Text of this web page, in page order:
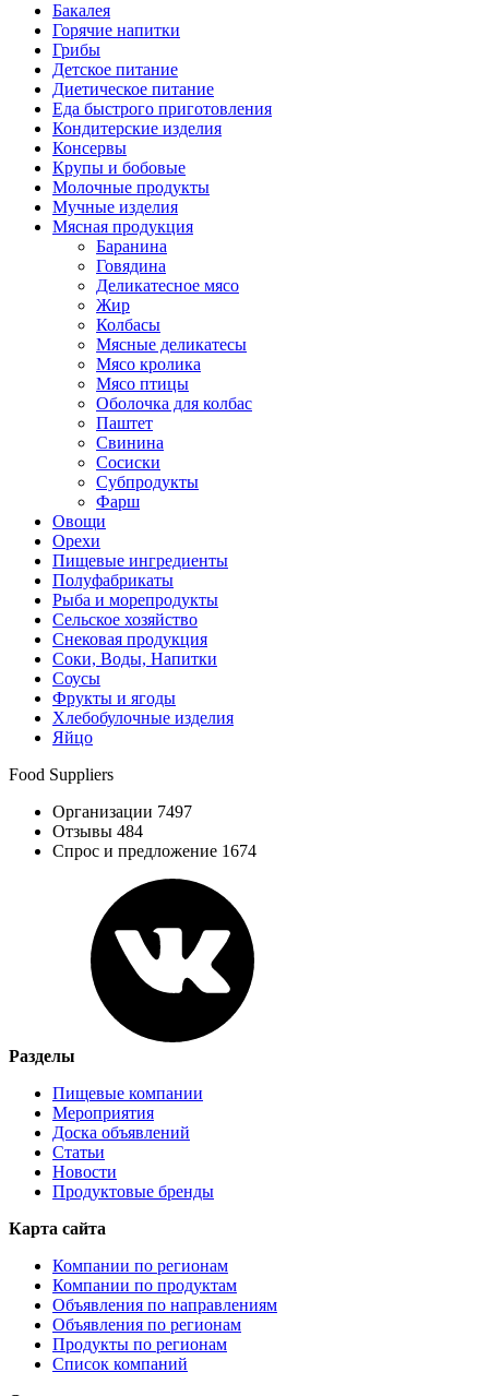
Бакалея
Горячие напитки
Грибы
Детское питание
Диетическое питание
Еда быстрого приготовления
Кондитерские изделия
Консервы
Крупы и бобовые
Молочные продукты
Мучные изделия
Мясная продукция
Баранина
Говядина
Деликатесное мясо
Жир
Колбасы
Мясные деликатесы
Мясо кролика
Мясо птицы
Оболочка для колбас
Паштет
Свинина
Сосиски
Субпродукты
Фарш
Овощи
Орехи
Пищевые ингредиенты
Полуфабрикаты
Рыба и морепродукты
Сельское хозяйство
Снековая продукция
Соки, Воды, Напитки
Соусы
Фрукты и ягоды
Хлебобулочные изделия
Яйцо
Food Suppliers
Организации 7497
Отзывы 484
Спрос и предложение 1674
Разделы
Пищевые компании
Мероприятия
Доска объявлений
Статьи
Новости
Продуктовые бренды
Карта сайта
Компании по регионам
Компании по продуктам
Объявления по направлениям
Объявления по регионам
Продукты по регионам
Список компаний